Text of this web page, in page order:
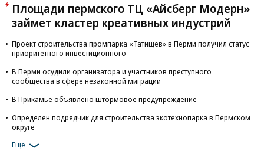
Площади пермского ТЦ «Айсберг Модерн»
займет кластер креативных индустрий
Проект строительства промпарка «Татищев» в Перми получил статус
приоритетного инвестиционного
В Перми осудили организатора и участников преступного
сообщества в сфере незаконной миграции
В Прикамье объявлено штормовое предупреждение
Определен подрядчик для строительства экотехнопарка в Пермском
округе
Еще